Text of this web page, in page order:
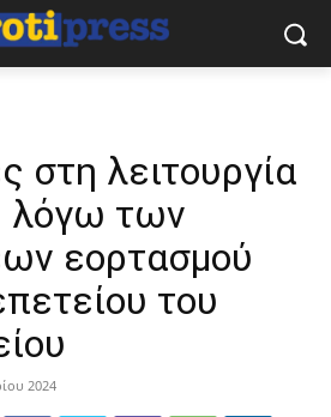
στη λειτουργία
των
εορτασμού
του
2024